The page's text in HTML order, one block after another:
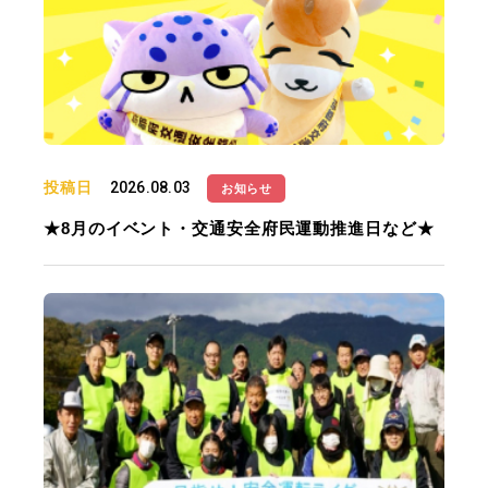
投稿日 2026.08.03 お知らせ
★8月のイベント・交通安全府民運動推進日など★